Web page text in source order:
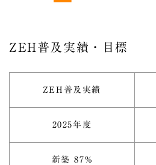
ZEH普及実績・目標
ZEH普及実績
2025年度
新築 87%